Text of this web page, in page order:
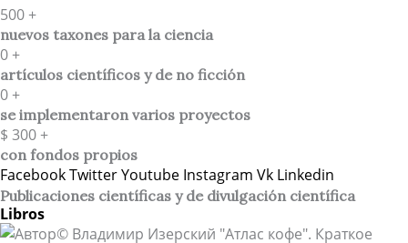
500+
nuevos taxones para la ciencia
0+
artículos científicos y de no ficción
0+
se implementaron varios proyectos
$ 300+
con fondos propios
FacebookTwitterYoutube Instagram Vk Linkedin
Publicaciones científicas y de divulgación científica​
Libros